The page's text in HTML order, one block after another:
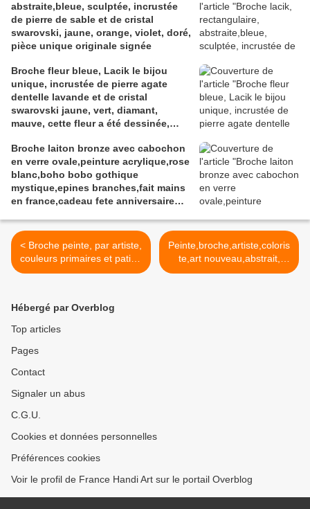
abstraite,bleue, sculptée, incrustée
de pierre de sable et de cristal
swarovski, jaune, orange, violet, doré,
pièce unique originale signée
Broche fleur bleue, Lacik le bijou
unique, incrustée de pierre agate
dentelle lavande et de cristal
swarovski jaune, vert, diamant,
mauve, cette fleur a été dessinée,
bijou, les pierreries et cristallerires
ont été incrustées à la cuisson,
peinture et vernis acrylique, pièce
originale unique et signée au dos.
Broche laiton bronze avec cabochon
en verre ovale,peinture acrylique,rose
blanc,boho bobo gothique
mystique,epines branches,fait mains
en france,cadeau fete anniversaire
< Broche peinte, par artiste,
couleurs primaires et patine
de blanc sur cabochon
epingle, accessoire
indispensable à votre
parme, mauve, bleu, fushia,
unique, oeuvre originale
LACIK
Peinte,broche,artiste,coloris
te,art nouveau,abstrait,
volutes de fushia, blanc,
Hébergé par Overblog
Top articles
Pages
Contact
Signaler un abus
C.G.U.
Cookies et données personnelles
Préférences cookies
Voir le profil de France Handi Art sur le portail Overblog